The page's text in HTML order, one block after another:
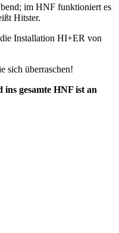
im HNF funktioniert es
Hitster.
Installation HI+ER von
sich überraschen!
gesamte HNF ist an